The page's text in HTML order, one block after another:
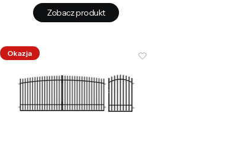
Zobacz produkt
Okazja